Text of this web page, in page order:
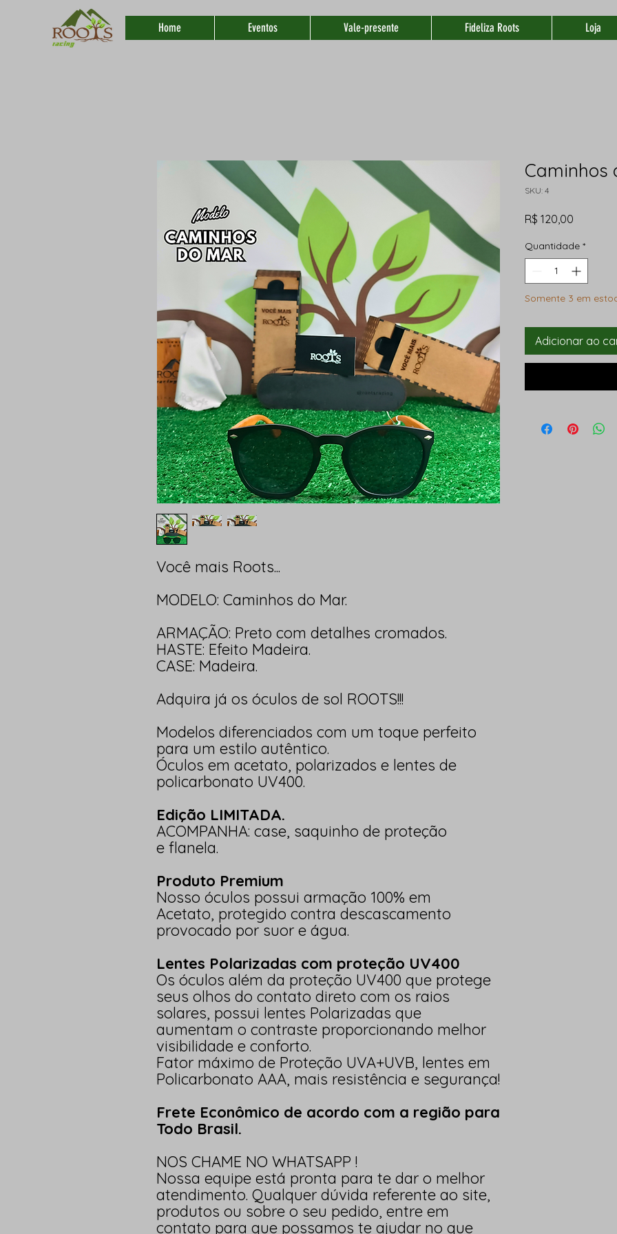
Home Eventos Vale-presente Fideliza Roots Loja
Você mais Roots...
MODELO: Caminhos do Mar.
ARMAÇÃO: Preto com detalhes cromados.
HASTE: Efeito Madeira.
CASE: Madeira.
Adquira já os óculos de sol ROOTS!!!
Modelos diferenciados com um toque perfeito
para um estilo autêntico.
Óculos em acetato, polarizados e lentes de
policarbonato UV400.
Edição LIMITADA.
ACOMPANHA: case, saquinho de proteção
e flanela.
Produto Premium
Nosso óculos possui armação 100% em
Acetato, protegido contra descascamento
provocado por suor e água.
Lentes Polarizadas com proteção UV400
Os óculos além da proteção UV400 que protege
seus olhos do contato direto com os raios
solares, possui lentes Polarizadas que
aumentam o contraste proporcionando melhor
visibilidade e conforto.
Fator máximo de Proteção UVA+UVB, lentes em
Policarbonato AAA, mais resistência e segurança!
Frete Econômico de acordo com a região para
Todo Brasil.
NOS CHAME NO WHATSAPP !
Nossa equipe está pronta para te dar o melhor
atendimento. Qualquer dúvida referente ao site,
produtos ou sobre o seu pedido, entre em
contato para que possamos te ajudar no que
Caminhos
SKU: 4
R$ 120,00
Quantidade *
Somente 3 em
Adicionar ao